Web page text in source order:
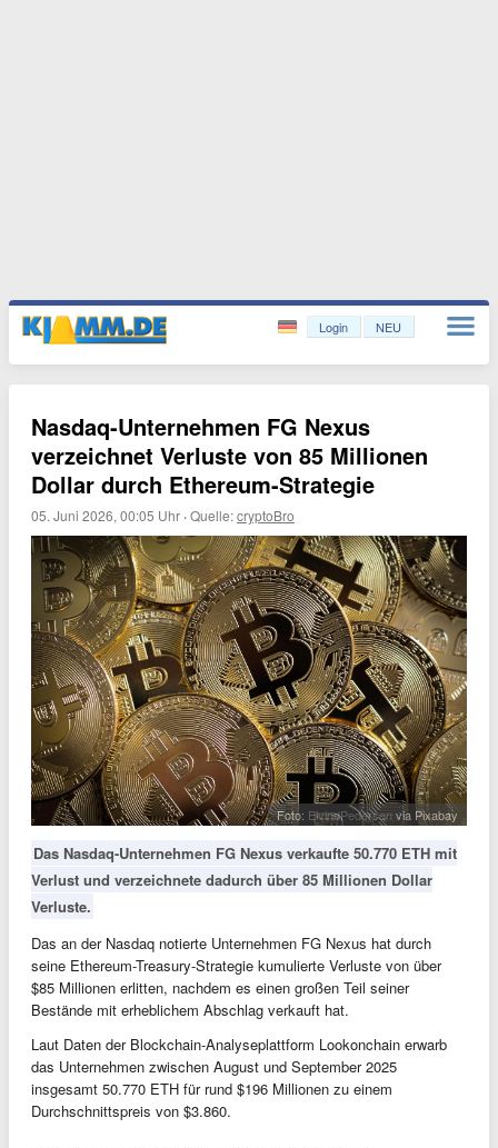
Login NEU
Nasdaq-Unternehmen FG Nexus
verzeichnet Verluste von 85 Millionen
Dollar durch Ethereum-Strategie
05. Juni 2026, 00:05 Uhr ·Quelle:cryptoBro
Foto: EivindPedersenvia Pixabay
Das Nasdaq-Unternehmen FG Nexus verkaufte 50.770 ETH mit
Verlust und verzeichnete dadurch über 85 Millionen Dollar
Verluste.
Das an der Nasdaq notierte Unternehmen FG Nexus hat durch
seine Ethereum-Treasury-Strategie kumulierte Verluste von über
$85 Millionen erlitten, nachdem es einen großen Teil seiner
Bestände mit erheblichem Abschlag verkauft hat.
Laut Daten der Blockchain-Analyseplattform Lookonchain erwarb
das Unternehmen zwischen August und September 2025
insgesamt 50.770 ETH für rund $196 Millionen zu einem
Durchschnittspreis von $3.860.